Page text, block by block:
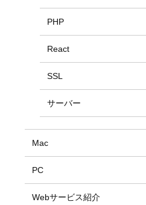
PHP
React
SSL
サーバー
Mac
PC
Webサービス紹介